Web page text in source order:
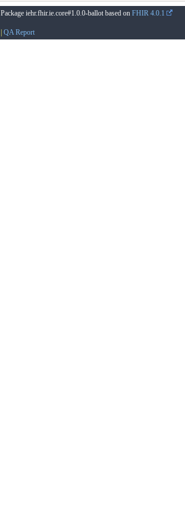
. Package iehr.fhir.ie.core#1.0.0-ballot based on FHIR 4.0.1
| QA Report